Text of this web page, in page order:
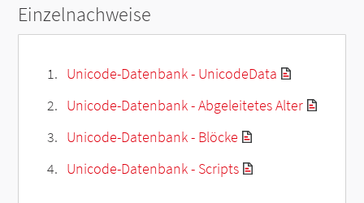
Einzelnachweise
Unicode-Datenbank - UnicodeData
Unicode-Datenbank - Abgeleitetes Alter
Unicode-Datenbank - Blöcke
Unicode-Datenbank - Scripts